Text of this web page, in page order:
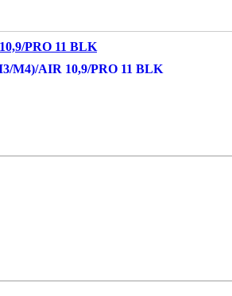
M4)/AIR 10,9/PRO 11 BLK